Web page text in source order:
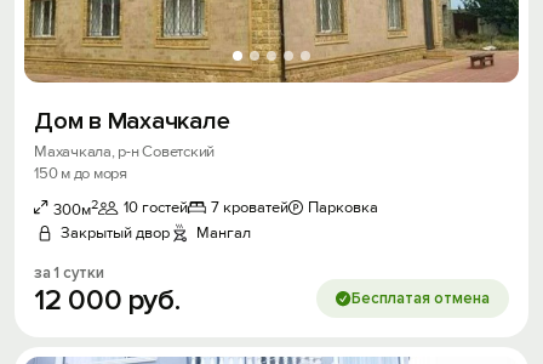
Дом в Махачкале
Махачкала, р-н Советский
150 м до моря
300м2 10 гостей 7 кроватей
Парковка
Закрытый двор
Мангал
за 1 сутки
12 000 руб. Бесплатая отмена